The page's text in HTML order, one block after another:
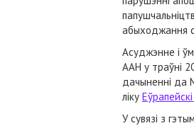
абыходжання
Асуджэнне і
ААН у траўні
дачыненні да
ліку
У сувязі з